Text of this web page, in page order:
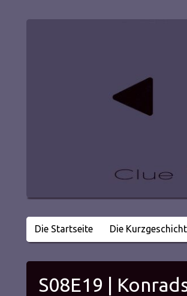
Clue Writing
Die Startseite Die
S08E19 |